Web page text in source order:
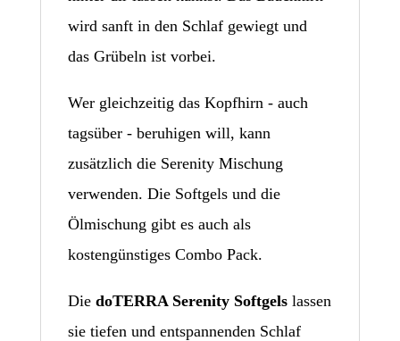
wird sanft in den Schlaf gewiegt und
das Grübeln ist vorbei.
Wer gleichzeitig das Kopfhirn - auch
tagsüber - beruhigen will, kann
zusätzlich die Serenity Mischung
verwenden. Die Softgels und die
Ölmischung gibt es auch als
kostengünstiges Combo Pack.
Die doTERRA Serenity Softgelslassen
sie tiefen und entspannenden Schlaf